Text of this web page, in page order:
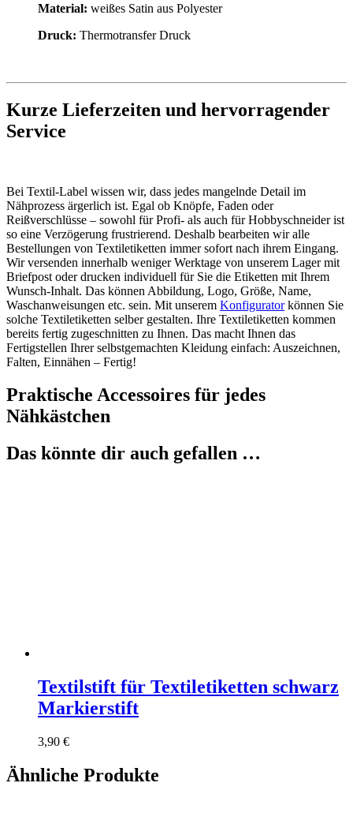
Material: weißes Satin aus Polyester
Druck: Thermotransfer Druck
Kurze Lieferzeiten und hervorragender
Service
Bei Textil-Label wissen wir, dass jedes mangelnde Detail im
Nähprozess ärgerlich ist. Egal ob Knöpfe, Faden oder
Reißverschlüsse – sowohl für Profi- als auch für Hobbyschneider ist
so eine Verzögerung frustrierend. Deshalb bearbeiten wir alle
Bestellungen von Textiletiketten immer sofort nach ihrem Eingang.
Wir versenden innerhalb weniger Werktage von unserem Lager mit
Briefpost oder drucken individuell für Sie die Etiketten mit Ihrem
Wunsch-Inhalt. Das können Abbildung, Logo, Größe, Name,
Waschanweisungen etc. sein. Mit unserem Konfiguratorkönnen Sie
solche Textiletiketten selber gestalten. Ihre Textiletiketten kommen
bereits fertig zugeschnitten zu Ihnen. Das macht Ihnen das
Fertigstellen Ihrer selbstgemachten Kleidung einfach: Auszeichnen,
Falten, Einnähen – Fertig!
Praktische Accessoires für jedes
Nähkästchen
Das könnte dir auch gefallen …
Textilstift für Textiletiketten schwarz
Markierstift
3,90 €
Ähnliche Produkte